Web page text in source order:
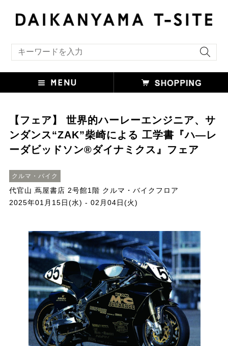
【フェア】 世界的ハーレーエンジニア、サ
ンダンス“ZAK”柴崎による 工学書『ハ―レ
ーダビッドソン®ダイナミクス』フェア
クルマ・バイク
代官山 蔦屋書店 2号館1階 クルマ・バイクフロア
2025年01月15日(水) - 02月04日(火)